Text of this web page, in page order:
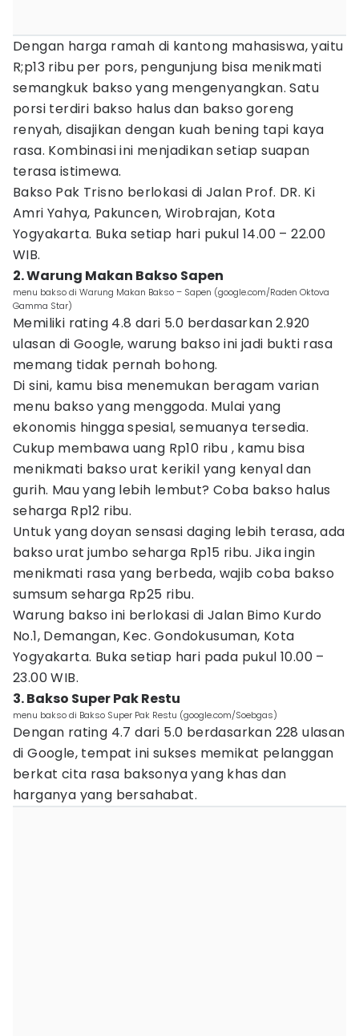
Dengan harga ramah di kantong mahasiswa, yaitu
R;p13 ribu per pors, pengunjung bisa menikmati
semangkuk bakso yang mengenyangkan. Satu
porsi terdiri bakso halus dan bakso goreng
renyah, disajikan dengan kuah bening tapi kaya
rasa. Kombinasi ini menjadikan setiap suapan
terasa istimewa.
Bakso Pak Trisno berlokasi di Jalan Prof. DR. Ki
Amri Yahya, Pakuncen, Wirobrajan, Kota
Yogyakarta. Buka setiap hari pukul 14.00 – 22.00
WIB.
2. Warung Makan Bakso Sapen
menu bakso di Warung Makan Bakso – Sapen (google.com/Raden Oktova
Gamma Star)
Memiliki rating 4.8 dari 5.0 berdasarkan 2.920
ulasan di Google, warung bakso ini jadi bukti rasa
memang tidak pernah bohong.
Di sini, kamu bisa menemukan beragam varian
menu bakso yang menggoda. Mulai yang
ekonomis hingga spesial, semuanya tersedia.
Cukup membawa uang Rp10 ribu , kamu bisa
menikmati bakso urat kerikil yang kenyal dan
gurih. Mau yang lebih lembut? Coba bakso halus
seharga Rp12 ribu.
Untuk yang doyan sensasi daging lebih terasa, ada
bakso urat jumbo seharga Rp15 ribu. Jika ingin
menikmati rasa yang berbeda, wajib coba bakso
sumsum seharga Rp25 ribu.
Warung bakso ini berlokasi di Jalan Bimo Kurdo
No.1, Demangan, Kec. Gondokusuman, Kota
Yogyakarta. Buka setiap hari pada pukul 10.00 –
23.00 WIB.
3. Bakso Super Pak Restu
menu bakso di Bakso Super Pak Restu (google.com/Soebgas)
Dengan rating 4.7 dari 5.0 berdasarkan 228 ulasan
di Google, tempat ini sukses memikat pelanggan
berkat cita rasa baksonya yang khas dan
harganya yang bersahabat.